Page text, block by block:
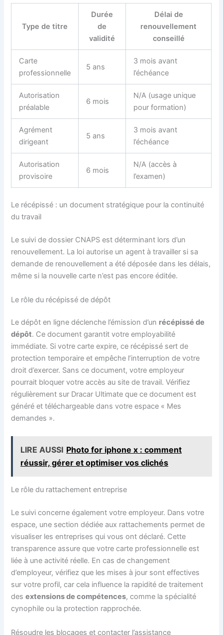
Type de titre
Durée
de
validité
Délai de
renouvellement
conseillé
Carte
professionnelle
5 ans
3 mois avant
l’échéance
Autorisation
préalable
6 mois
N/A (usage unique
pour formation)
Agrément
dirigeant
5 ans
3 mois avant
l’échéance
Autorisation
provisoire
6 mois
N/A (accès à
l’examen)
Le récépissé : un document stratégique pour la continuité
du travail
Le suivi de dossier CNAPS est déterminant lors d’un
renouvellement. La loi autorise un agent à travailler si sa
demande de renouvellement a été déposée dans les délais,
même si la nouvelle carte n’est pas encore éditée.
Le rôle du récépissé de dépôt
Le dépôt en ligne déclenche l’émission d’un récépissé de
dépôt. Ce document garantit votre employabilité
immédiate. Si votre carte expire, ce récépissé sert de
protection temporaire et empêche l’interruption de votre
droit d’exercer. Sans ce document, votre employeur
pourrait bloquer votre accès au site de travail. Vérifiez
régulièrement sur Dracar Ultimate que ce document est
généré et téléchargeable dans votre espace « Mes
demandes ».
LIRE AUSSI Photo for iphone x : comment
réussir, gérer et optimiser vos clichés
Le rôle du rattachement entreprise
Le suivi concerne également votre employeur. Dans votre
espace, une section dédiée aux rattachements permet de
visualiser les entreprises qui vous ont déclaré. Cette
transparence assure que votre carte professionnelle est
liée à une activité réelle. En cas de changement
d’employeur, vérifiez que les mises à jour sont effectives
sur votre profil, car cela influence la rapidité de traitement
desextensions de compétences, comme la spécialité
cynophile ou la protection rapprochée.
Résoudre les blocages et contacter l’assistance